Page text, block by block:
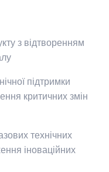
з відтворенням
підтримки
критичних змін
технічних
іноваційних